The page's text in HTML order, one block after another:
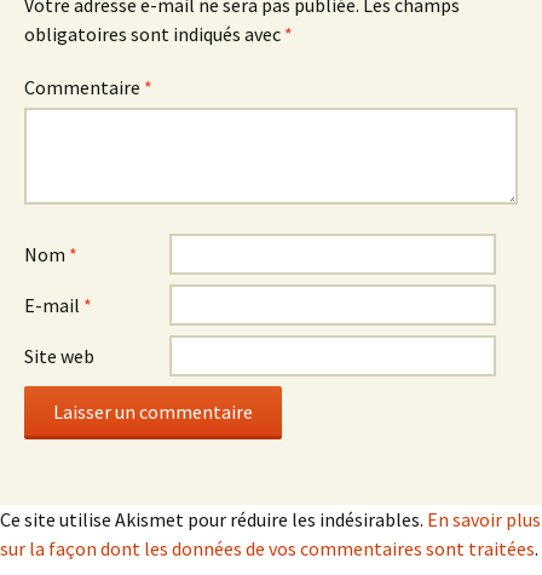
obligatoires sont indiqués avec *
Commentaire *
Nom *
E-mail *
Site web
Ce site utilise Akismet pour réduire les indésirables. En savoir plus
sur la façon dont les données de vos commentaires sont traitées.